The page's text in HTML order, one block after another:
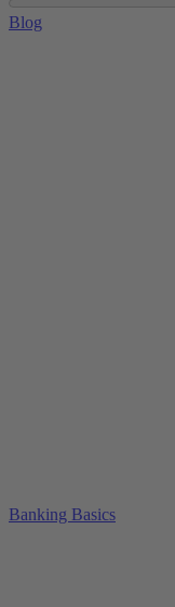
Blog
Banking Basics